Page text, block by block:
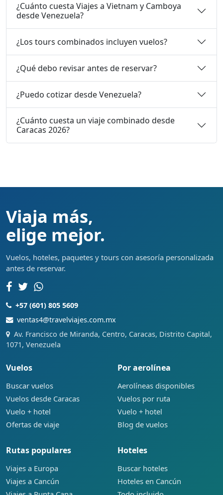
¿Cuánto cuesta Viajes a Vietnam y Camboya
desde Venezuela?
¿Los tours combinados incluyen vuelos?
¿Qué debo revisar antes de reservar?
¿Puedo cotizar desde Venezuela?
¿Cuánto cuesta un viaje combinado desde
Caracas 2026?
Viaja más,
elige mejor.
Vuelos, hoteles, paquetes y tours con asesoría personalizada
antes de reservar.
+57 (601) 805 5609
ventas4@travelviajes.com.mx
Av. Francisco de Miranda, Centro, Caracas, Distrito Capital,
1071, Venezuela
Vuelos
Buscar vuelos
Vuelos desde Caracas
Vuelo + hotel
Ofertas de viaje
Por aerolínea
Aerolíneas disponibles
Vuelos por ruta
Vuelo + hotel
Blog de vuelos
Rutas populares
Viajes a Europa
Viajes a Cancún
Hoteles
Buscar hoteles
Hoteles en Cancún